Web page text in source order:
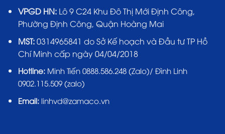
VPGD HN:Lô 9 C24 Khu Đô Thị Mới Định Công,
Phường Định Công, Quận Hoàng Mai
MST:0314965841 do Sở Kế hoạch và Đầu tư TP Hồ
Chí Minh cấp ngày 04/04/2018
Hotline: Minh Tiến 0888.586.248 (Zalo)/ Đình Linh
0902.115.509 (zalo)
Email:linhvd@zamaco.vn